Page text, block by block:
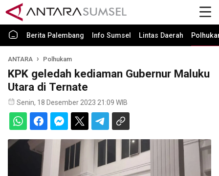
Berita Palembang Info Sumsel Lintas Daerah
ANTARA Polhukam
KPK geledah kediaman Gubernur Maluku
Utara di Ternate
Senin, 18 Desember 2023 21:09 WIB